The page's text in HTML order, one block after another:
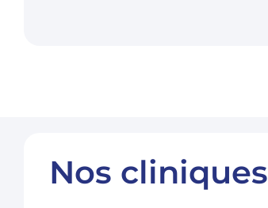
Nos cliniques